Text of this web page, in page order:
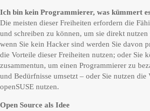
Ich bin kein Programmierer, was kümmert
Die meisten dieser Freiheiten erfordern die
und schreiben zu können, um sie direkt
wenn Sie kein Hacker sind werden Sie davon
die Vorteile dieser Freiheiten nutzen; oder Sie
zusammentun, um einen Programmierer zu
und Bedürfnisse umsetzt – oder Sie nutzen die
openSUSE nutzen.
Open Source als Idee